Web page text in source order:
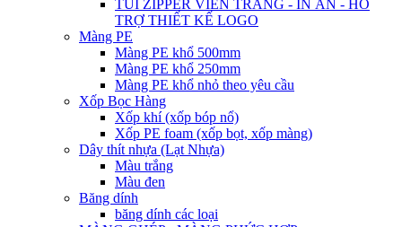
TÚI ZIPPER VIỀN TRẮNG - IN ẤN - HỖ
TRỢ THIẾT KẾ LOGO
Màng PE
Màng PE khổ 500mm
Màng PE khổ 250mm
Màng PE khổ nhỏ theo yêu cầu
Xốp Bọc Hàng
Xốp khí (xốp bóp nổ)
Xốp PE foam (xốp bọt, xốp màng)
Dây thít nhựa (Lạt Nhựa)
Màu trắng
Màu đen
Băng dính
băng dính các loại